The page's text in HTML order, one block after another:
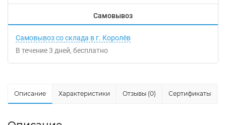
Самовывоз
Самовывоз со склада в г. Королёв
В течение3 дней Бесплатно
Описание Характеристики Отзывы (0) Сертификаты